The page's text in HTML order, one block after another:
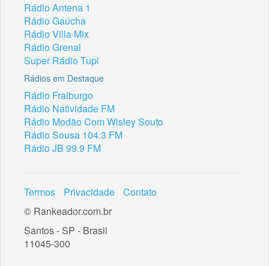
Rádio Antena 1
Rádio Gaúcha
Rádio Villa Mix
Rádio Grenal
Super Rádio Tupi
Rádios em Destaque
Rádio Fraiburgo
Rádio Natividade FM
Rádio Modão Com Wisley Souto
Rádio Sousa 104.3 FM
Rádio JB 99.9 FM
Termos Privacidade
Contato
© Rankeador.com.br
Santos - SP - Brasil
11045-300